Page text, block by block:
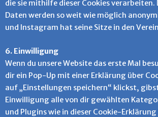
die sie mithilfe dieser Cookies verarbeiten.
Daten werden so weit wie möglich
und Instagram hat seine Sitze in den
6. Einwilligung
Wenn du unsere Website das erste Mal
dir ein Pop-Up mit einer Erklärung über
auf „Einstellungen speichern“ klickst,
Einwilligung alle von dir gewählten
und Plugins wie in dieser Cookie-